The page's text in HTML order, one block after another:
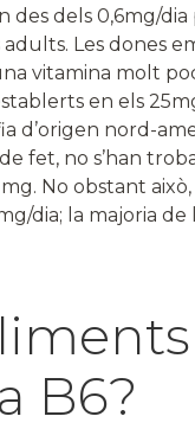
dels 0,6mg/
Les dones
vitamina molt
en els
d’origen nord-
fet, no s’han
No obstant
dia; la majoria
B6?